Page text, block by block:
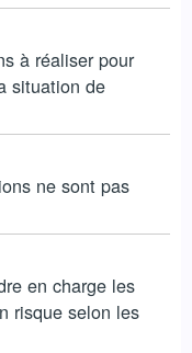
à réaliser pour
situation de
ne sont pas
en charge les
risque selon les